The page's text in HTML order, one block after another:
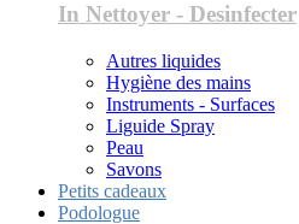
In Nettoyer - Desinfecter
Autres liquides
Hygiène des mains
Instruments - Surfaces
Liguide Spray
Peau
Savons
Petits cadeaux
Podologue